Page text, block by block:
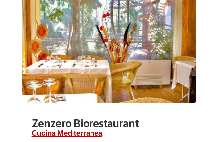
Zenzero Biorestaurant
Cucina Mediterranea